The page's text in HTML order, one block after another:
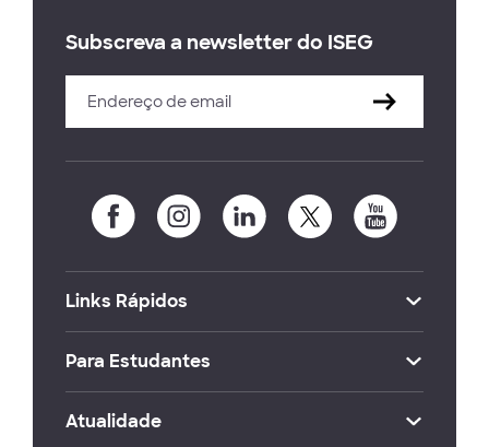
Subscreva a newsletter do ISEG
Links Rápidos
Para Estudantes
Atualidade